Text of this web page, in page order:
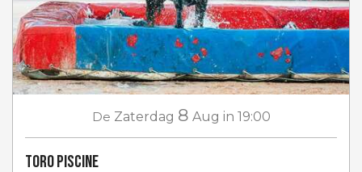
De Zaterdag 8 Aug in 19:00
Toro piscine